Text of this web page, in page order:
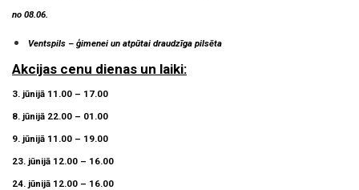
no 08.06.
Ventspils – ģimenei un atpūtai draudzīga pilsēta
Akcijas cenu dienas un laiki:
3. jūnijā 11.00 – 17.00
8. jūnijā 22.00 – 01.00
9. jūnijā 11.00 – 19.00
23. jūnijā 12.00 – 16.00
24. jūnijā 12.00 – 16.00